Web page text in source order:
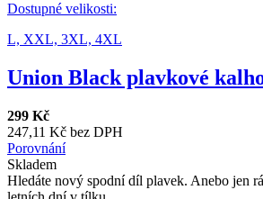
Dostupné velikosti:
L, XXL, 3XL, 4XL
Union Black plavkové
299 Kč
247,11 Kč bez DPH
Porovnání
Skladem
Hledáte nový spodní díl plavek. Anebo jen